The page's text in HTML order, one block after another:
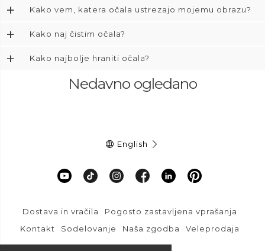
+ Kako vem, katera očala ustrezajo mojemu obrazu?
+ Kako naj čistim očala?
+ Kako najbolje hraniti očala?
Nedavno ogledano
English
Dostava in vračila
Pogosto zastavljena vprašanja
Kontakt
Sodelovanje Naša zgodba Veleprodaja